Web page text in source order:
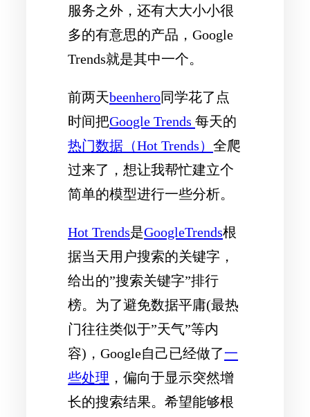
服务之外，还有大大小小很
多的有意思的产品，Google
Trends就是其中一个。
前两天beenhero同学花了点
时间把Google Trends 每天的
热门数据（Hot Trends） 全爬
过来了，想让我帮忙建立个
简单的模型进行一些分析。
Hot Trends是GoogleTrends根
据当天用户搜索的关键字，
给出的”搜索关键字”排行
榜。为了避免数据平庸(最热
门往往类似于”天气”等内
容)，Google自己已经做了一
些处理 ，偏向于显示突然增
长的搜索结果。希望能够根